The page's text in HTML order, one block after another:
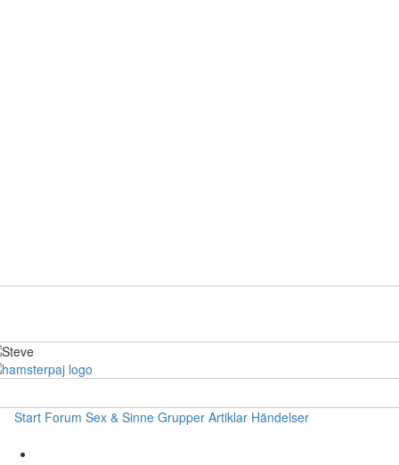
Start Forum Sex & Sinne Grupper Artiklar Händelser